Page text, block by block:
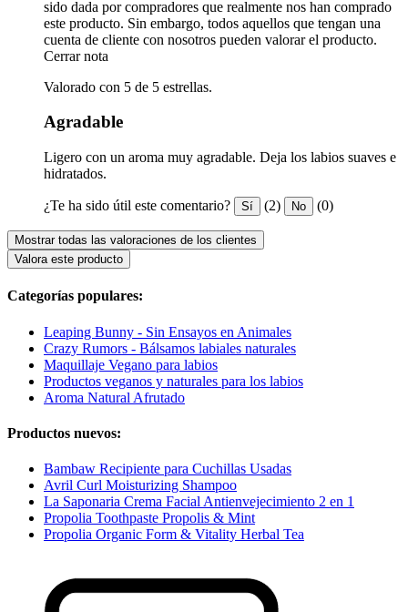
sido dada por compradores que realmente nos han comprado
este producto. Sin embargo, todos aquellos que tengan una
cuenta de cliente con nosotros pueden valorar el producto.
Cerrar nota
Valorado con 5 de 5 estrellas.
Agradable
Ligero con un aroma muy agradable. Deja los labios suaves e
hidratados.
¿Te ha sido útil este comentario? Sí (2) No (0)
Mostrar todas las valoraciones de los clientes
Valora este producto
Categorías populares:
Leaping Bunny - Sin Ensayos en Animales
Crazy Rumors - Bálsamos labiales naturales
Maquillaje Vegano para labios
Productos veganos y naturales para los labios
Aroma Natural Afrutado
Productos nuevos:
Bambaw Recipiente para Cuchillas Usadas
Avril Curl Moisturizing Shampoo
La Saponaria Crema Facial Antienvejecimiento 2 en 1
Propolia Toothpaste Propolis & Mint
Propolia Organic Form & Vitality Herbal Tea